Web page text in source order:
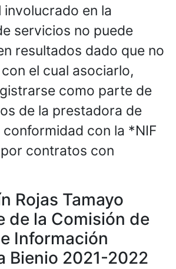
involucrado en la
servicios no puede
resultados dado que no
el cual asociarlo,
como parte de
de la prestadora de
con la *NIF
contratos con
Rojas Tamayo
de la Comisión de
Información
Bienio 2021-2022